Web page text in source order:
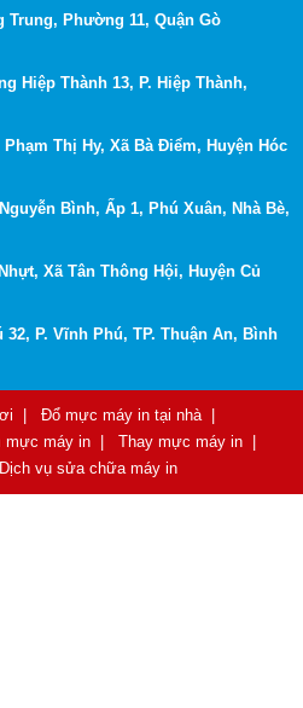
Trung, Phường 11, Quận Gò
Hiệp Thành 13, P. Hiệp Thành,
Thị Hy, Xã Bà Điểm, Huyện Hóc
Bình, Ấp 1, Phú Xuân, Nhà Bè,
Xã Tân Thông Hội, Huyện Củ
32, P. Vĩnh Phú, TP. Thuận An, Bình
Đổ mực máy in tại nhà|
mực máy in| Thay mực máy in|
Dịch vụ sửa chữa máy in